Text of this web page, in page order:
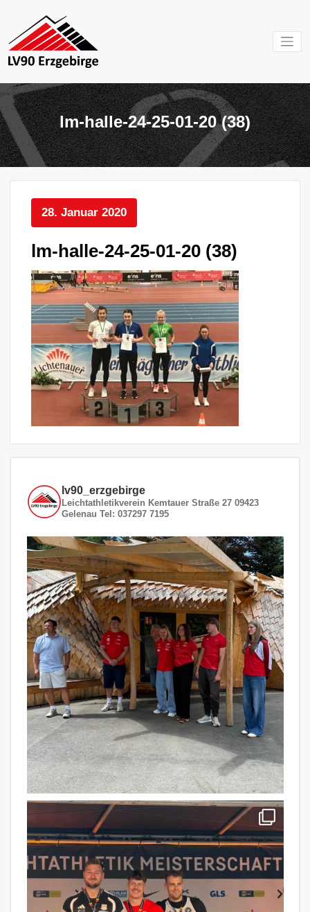
springen
e.V.
Mein Verein im
lm-halle-24-25-01-20 (38)
28. Januar 2020
lm-halle-24-25-01-20 (38)
lv90_erzgebirge
Leichtathletikverein Kemtauer Straße 27 09423
Gelenau Tel: 037297 7195